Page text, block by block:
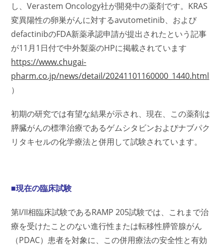
し、Verastem Oncology社が開発中の薬剤です。KRAS
変異陽性の卵巣がんに対するavutometinib、および
defactinibのFDA新薬承認申請が提出されたという記事
が11月1日付で中外製薬のHPに掲載されています
https://www.chugai-
pharm.co.jp/news/detail/20241101160000_1440.html
）
初期の研究では有望な結果が示され、現在、この薬剤は
膵臓がんの標準治療であるゲムシタビンおよびナブパク
リタキセルの化学療法と併用して試験されています。
■現在の臨床試験
第I/II相臨床試験であるRAMP 205試験では、これまで治
療を受けたことのない進行性または転移性膵管腺がん
（PDAC）患者を対象に、この併用療法の安全性と有効